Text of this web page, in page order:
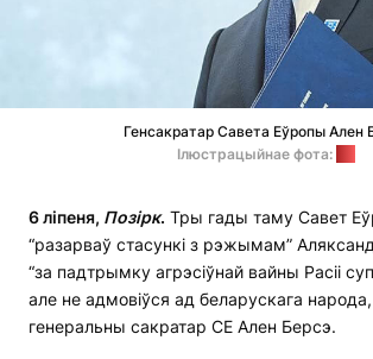
Генсакратар Савета Еўропы Ален
Ілюстрацыйнае фота:
6 ліпеня, Позірк. Тры гады таму Савет
“разарваў стасункі з рэжымам”
“за падтрымку агрэсіўнай вайны Расіі
але не адмовіўся ад беларускага народа,
генеральны сакратар СЕ Ален Берсэ.